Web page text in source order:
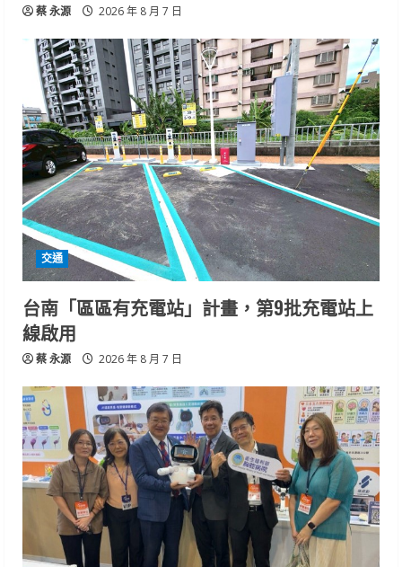
蔡 永源 2026 年 8 月 7 日
交通
台南「區區有充電站」計畫，第9批充電站上
線啟用
蔡 永源 2026 年 8 月 7 日